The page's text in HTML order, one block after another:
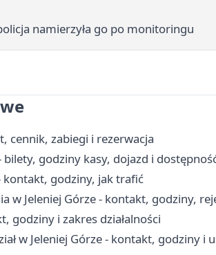
namierzyła go po monitoringu
cennik, zabiegi i rezerwacja
godziny kasy, dojazd i
kontakt, godziny, jak trafić
w Jeleniej Górze - kontakt, godziny,
godziny i zakres działalności
w Jeleniej Górze - kontakt, godziny i